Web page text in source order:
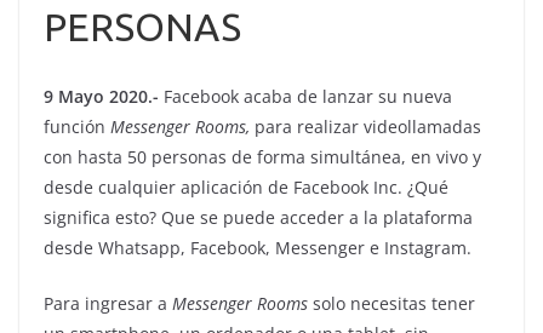
PERSONAS
9 Mayo 2020.- Facebook acaba de lanzar su nueva
función Messenger Rooms, para realizar videollamadas
con hasta 50 personas de forma simultánea, en vivo y
desde cualquier aplicación de Facebook Inc. ¿Qué
significa esto? Que se puede acceder a la plataforma
desde Whatsapp, Facebook, Messenger e Instagram.
Para ingresar a Messenger Rooms solo necesitas tener